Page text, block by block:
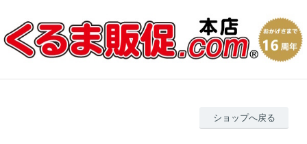
ショップへ戻る